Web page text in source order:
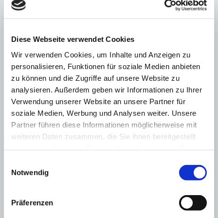
Diese Webseite verwendet Cookies
Wir verwenden Cookies, um Inhalte und Anzeigen zu
personalisieren, Funktionen für soziale Medien anbieten
zu können und die Zugriffe auf unsere Website zu
analysieren. Außerdem geben wir Informationen zu Ihrer
Verwendung unserer Website an unsere Partner für
soziale Medien, Werbung und Analysen weiter. Unsere
Partner führen diese Informationen möglicherweise mit
weiteren Daten zusammen, die Sie ihnen bereitgestellt
Notwendig
Präferenzen
Schlafzimmer
155 m²
Baujahr
PalmaNeuer Wohnkomplex der Extraklasse in erster Hafenlinie
Preis:
1.320.000
Immobilie anzeigen
Heizung Fußbodenheizung
Luxusvilla mit sensationellem Blick auf 100.000 m² Land